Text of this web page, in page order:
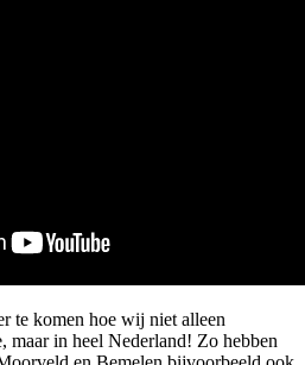
te komen hoe wij niet alleen
maar in heel Nederland! Zo hebben